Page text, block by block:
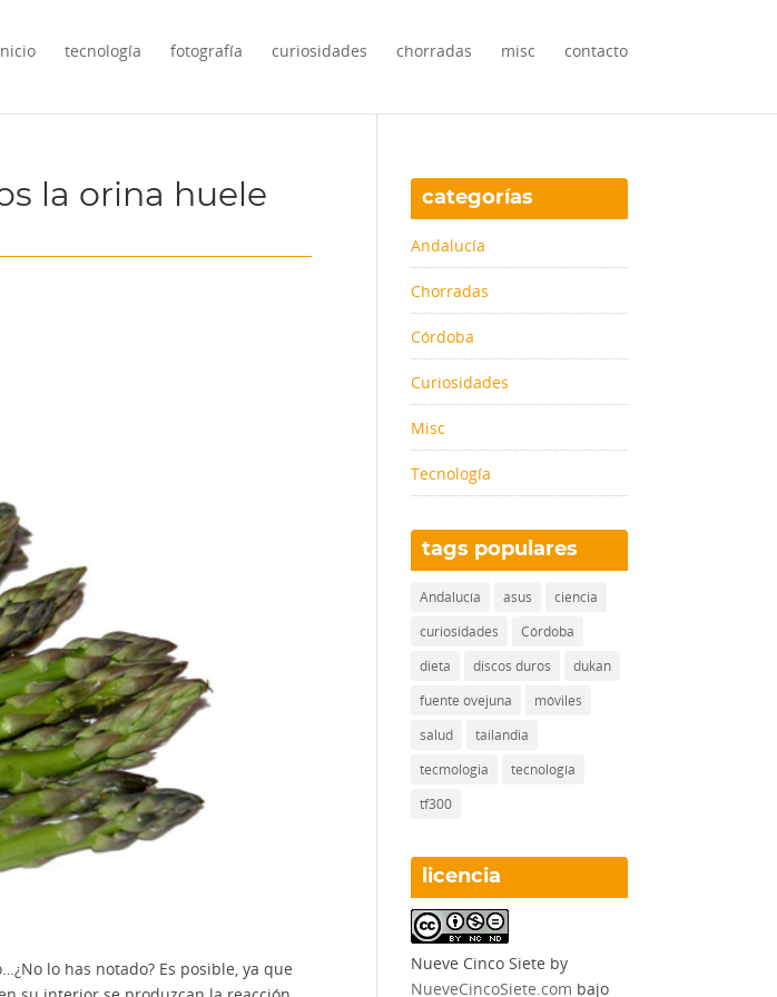
tecnología fotografía curiosidades chorradas misc contacto
la orina huele
lo has notado? Es posible, ya que
categorías
Andalucía
Chorradas
Córdoba
Curiosidades
Misc
Tecnología
tags populares
Andalucía asus
ciencia
curiosidades
Córdoba
dieta
discos duros
dukan
fuente ovejuna
móviles
salud
tailandia
tecmologia
tecnología
tf300
licencia
Nueve Cinco Siete by
NueveCincoSiete.com bajo